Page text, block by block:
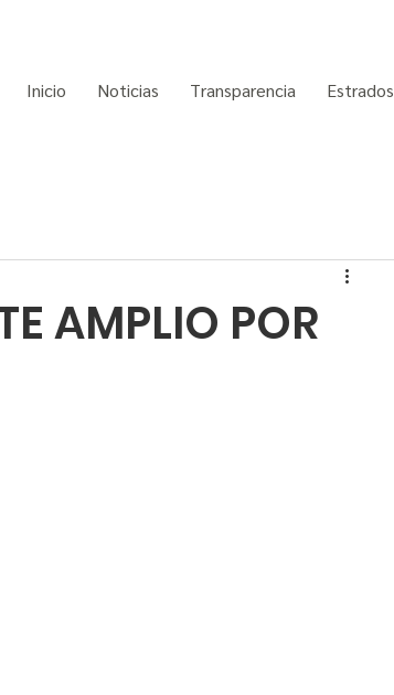
Inicio Noticias Transparencia Estrados
AMPLIO POR